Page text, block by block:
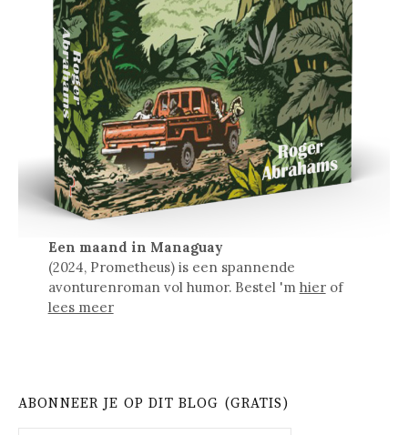
Een maand in Managuay
(2024, Prometheus) is een spannende
avonturenroman vol humor. Bestel 'm hierof
lees meer
ABONNEER JE OP DIT BLOG (GRATIS)